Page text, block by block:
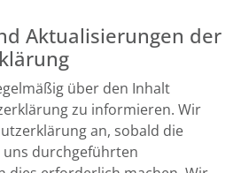
Aktualisierungen der
über den Inhalt
zu informieren. Wir
an, sobald die
durchgeführten